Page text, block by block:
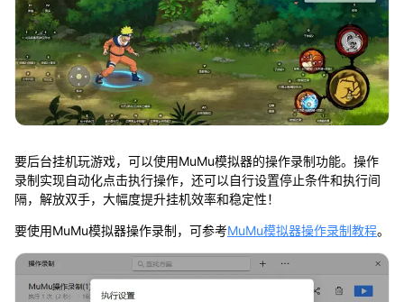
要后台挂机玩游戏，可以使用MuMu模拟器的操作录制功能。操作
录制实现自动化点击执行操作，还可以自行设置停止条件和执行间
隔，解放双手，大幅度提升挂机效率和稳定性！
要使用MuMu模拟器操作录制，可参考MuMu模拟器操作录制教程。